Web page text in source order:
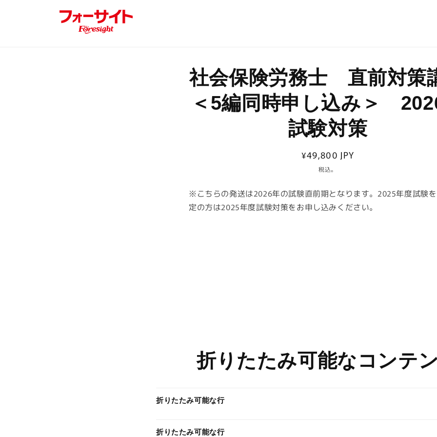
商品情
報にス
キップ
社会保険労務士 直前対策
＜5編同時申し込み＞
試験対策
通
格
¥49,800 JPY
税込。
※こちらの発送は2026年の試験直前期となります。2025年度試験
定の方は2025年度試験対策をお申し込みください。
折りたたみ可能なコンテ
折りたたみ可能な行
折りたたみ可能な行